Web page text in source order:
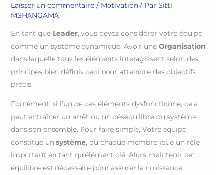
Laisser un commentaire / Motivation/ Par Sitti
MSHANGAMA
En tant que Leader, vous devez considérer votre équipe
comme un système dynamique. Avoir une Organisation
dans laquelle tous les éléments interagissent selon des
principes bien définis ceci pour atteindre des objectifs
précis.
Forcément, si l’un de ces éléments dysfonctionne, cela
peut entraîner un arrêt ou un déséquilibre du système
dans son ensemble. Pour faire simple, Votre équipe
constitue un système, où chaque membre joue un rôle
important en tant qu’élément clé. Alors maintenir cet
équilibre est nécessaire pour assurer la croissance